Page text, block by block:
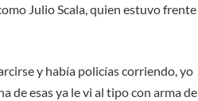
Julio Scala, quien estuvo frente
y había policías corriendo, yo
de esas ya le vi al tipo con arma de